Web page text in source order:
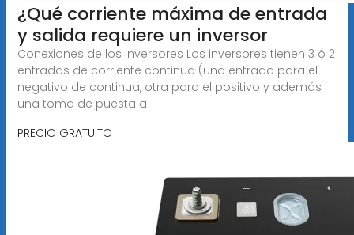
¿Qué corriente máxima de entrada
y salida requiere un inversor
Conexiones de los Inversores Los inversores tienen 3 ó 2
entradas de corriente continua (una entrada para el
negativo de continua, otra para el positivo y además
una toma de puesta a
PRECIO GRATUITO